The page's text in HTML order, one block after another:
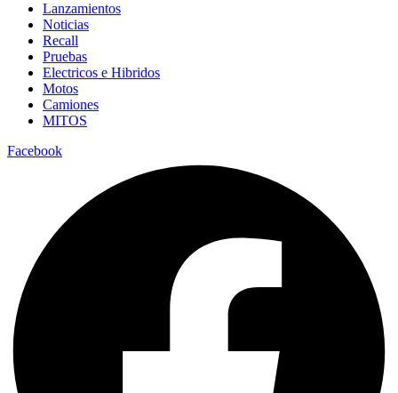
Lanzamientos
Noticias
Recall
Pruebas
Electricos e Hibridos
Motos
Camiones
MITOS
Facebook